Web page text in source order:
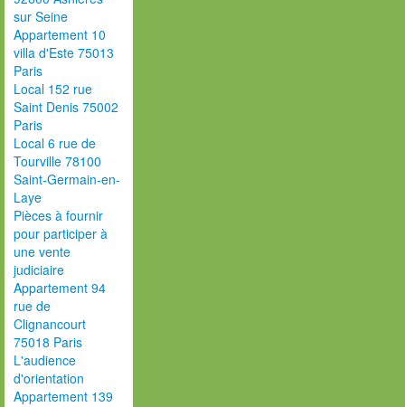
sur Seine
Appartement 10
villa d'Este 75013
Paris
Local 152 rue
Saint Denis 75002
Paris
Local 6 rue de
Tourville 78100
Saint-Germain-en-
Laye
Pièces à fournir
pour participer à
une vente
judiciaire
Appartement 94
rue de
Clignancourt
75018 Paris
L'audience
d'orientation
Appartement 139